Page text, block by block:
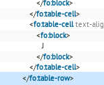
</fo:block>
</fo:table-cell>
<fo:table-cell text-
<fo:block>
J
</fo:block>
</fo:table-cell>
</fo:table-row>